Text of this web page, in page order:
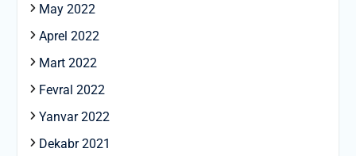
May 2022
Aprel 2022
Mart 2022
Fevral 2022
Yanvar 2022
Dekabr 2021